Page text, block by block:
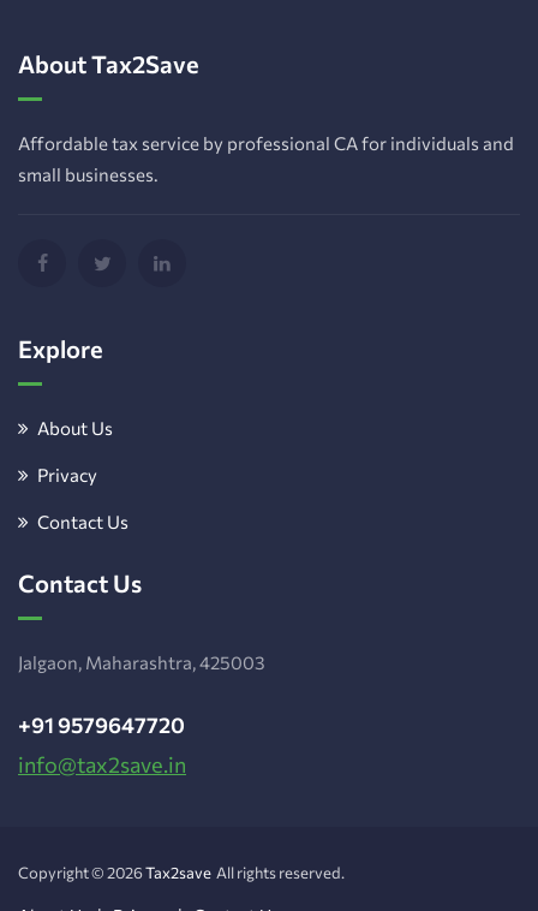
About Tax2Save
Affordable tax service by professional CA for individuals and
small businesses.
Explore
About Us
Privacy
Contact Us
Contact Us
Jalgaon, Maharashtra, 425003
+91 9579647720
info@tax2save.in
Copyright © 2026Tax2save All rights reserved.